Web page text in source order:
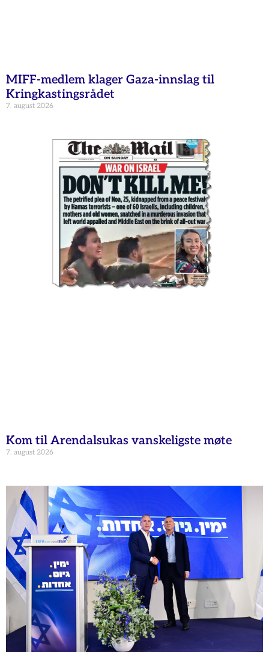
MIFF-medlem klager Gaza-innslag til
Kringkastingsrådet
7. august 2026
Kom til Arendalsukas vanskeligste møte
7. august 2026